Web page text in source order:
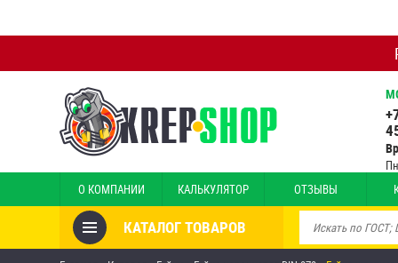
О КОМПАНИИ КАЛЬКУЛЯТОР ОТЗЫВЫ
КАТАЛОГ ТОВАРОВ